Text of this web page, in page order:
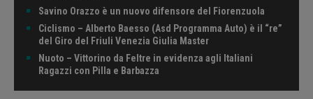
Savino Orazzo è un nuovo difensore del Fiorenzuola
Ciclismo – Alberto Baesso (Asd Programma Auto) è il “re”
del Giro del Friuli Venezia Giulia Master
Nuoto – Vittorino da Feltre in evidenza agli Italiani
Ragazzi con Pilla e Barbazza